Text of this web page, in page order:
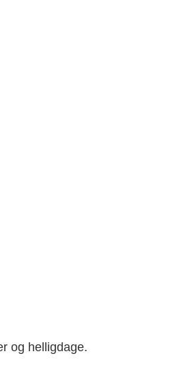
og helligdage.